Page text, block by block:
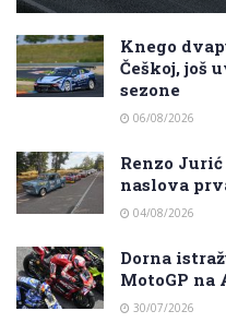
Knego
Češkoj, još
sezone
06/08/2026
Renzo
naslova
04/08/2026
Dorna
MotoGP na
30/07/2026